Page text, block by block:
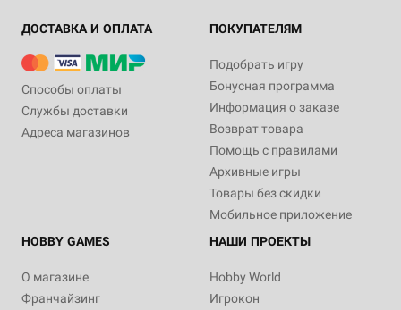
ДОСТАВКА И ОПЛАТА
Способы оплаты
Службы доставки
Адреса магазинов
ПОКУПАТЕЛЯМ
Подобрать игру
Бонусная программа
Информация о заказе
Возврат товара
Помощь с правилами
Архивные игры
Товары без скидки
Мобильное приложение
HOBBY GAMES
О магазине
Франчайзинг
НАШИ ПРОЕКТЫ
Hobby World
Игрокон